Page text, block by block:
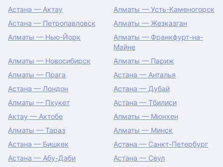
Астана — Актау
Алматы — Усть-Каменогорск
Астана — Петропавловск
Алматы — Жезказган
Алматы — Нью-Йорк
Алматы — Франкфурт-на-
Майне
Алматы — Новосибирск
Алматы — Париж
Алматы — Прага
Астана — Анталья
Астана — Лондон
Астана — Дубай
Алматы — Пхукет
Астана — Тбилиси
Актау — Актобе
Алматы — Мюнхен
Алматы — Тараз
Алматы — Минск
Астана — Бишкек
Астана — Санкт-Петербург
Астана — Абу-Даби
Астана — Сеул